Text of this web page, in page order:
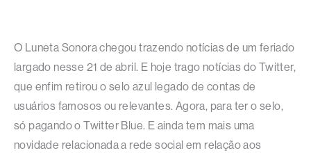
O Luneta Sonora chegou trazendo notícias de um feriado
largado nesse 21 de abril. E hoje trago notícias do Twitter,
que enfim retirou o selo azul legado de contas de
usuários famosos ou relevantes. Agora, para ter o selo,
só pagando o Twitter Blue. E ainda tem mais uma
novidade relacionada a rede social em relação aos